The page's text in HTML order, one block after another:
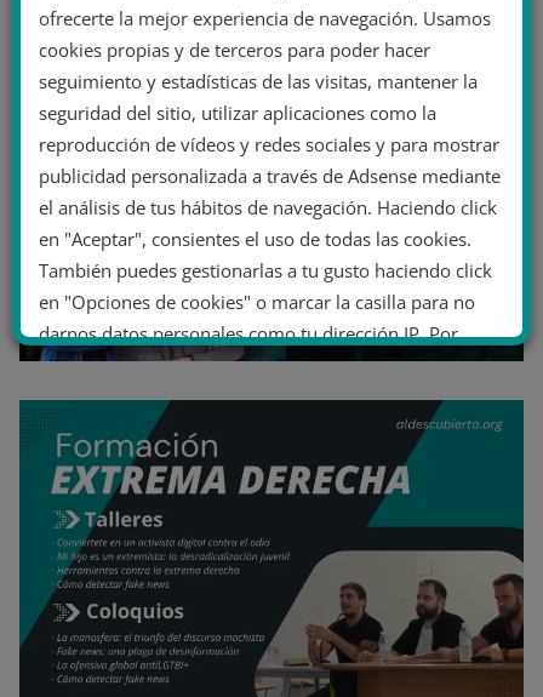
ofrecerte la mejor experiencia de navegación. Usamos
cookies propias y de terceros para poder hacer
seguimiento y estadísticas de las visitas, mantener la
seguridad del sitio, utilizar aplicaciones como la
reproducción de vídeos y redes sociales y para mostrar
publicidad personalizada a través de Adsense mediante
el análisis de tus hábitos de navegación. Haciendo click
en "Aceptar", consientes el uso de todas las cookies.
También puedes gestionarlas a tu gusto haciendo click
en "Opciones de cookies" o marcar la casilla para no
darnos datos personales como tu dirección IP. Por
último, puedes leer nuestra Política de cookies.
No dar mi información personal
Opciones de cookies Aceptar cookies
Rechazar cookies Política de cookies